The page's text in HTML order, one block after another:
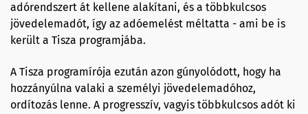
adórendszert át kellene alakítani, és a többkulcsos
jövedelemadót, így az adóemelést méltatta - ami be is
került a Tisza programjába.
A Tisza programírója ezután azon gúnyolódott, hogy ha
hozzányúlna valaki a személyi jövedelemadóhoz,
ordítozás lenne. A progresszív, vagyis többkulcsos adót ki